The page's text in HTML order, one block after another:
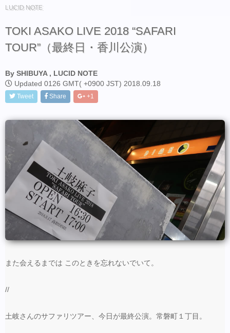
LUCID NOTE
TOKI ASAKO LIVE 2018 “SAFARI
TOUR”（最終日・香川公演）
By SHIBUYA , LUCID NOTE
Updated 0126 GMT( +0900 JST) 2018.09.18
Tweet Share +1
また会えるまでは このときを忘れないでいて。
//
土岐さんのサファリツアー、今日が最終公演。常磐町１丁目。